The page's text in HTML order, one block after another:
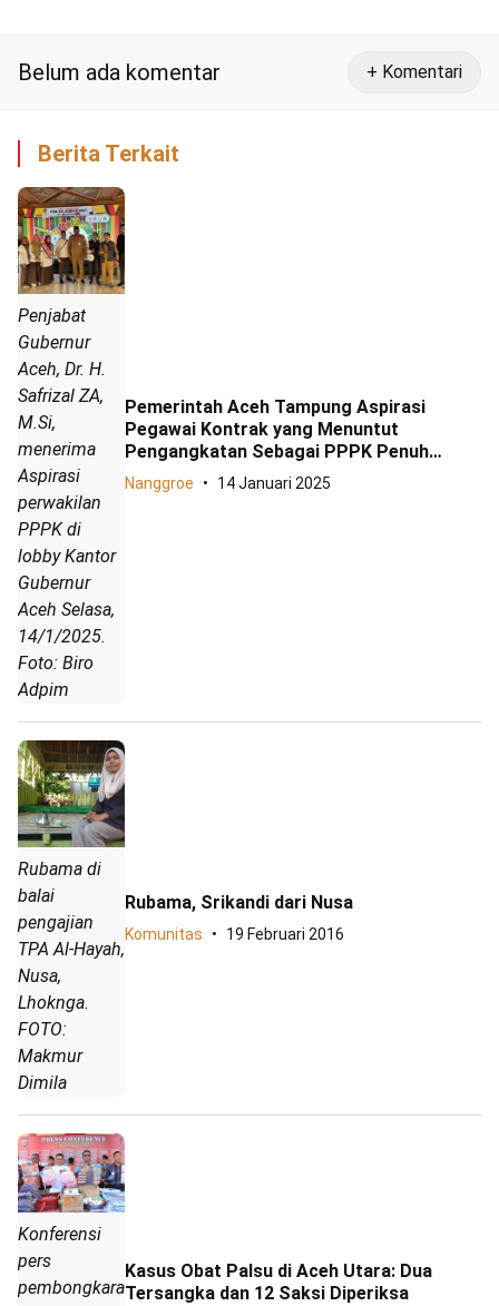
Belum ada komentar + Komentari
Berita Terkait
Penjabat
Gubernur
Aceh, Dr. H.
Safrizal ZA,
M.Si,
menerima
Aspirasi
perwakilan
PPPK di
lobby Kantor
Gubernur
Aceh Selasa,
14/1/2025.
Foto: Biro
Adpim
Pemerintah Aceh Tampung Aspirasi
Pegawai Kontrak yang Menuntut
Pengangkatan Sebagai PPPK Penuh
Waktu
Nanggroe 14 Januari 2025
Rubama di
balai
pengajian
TPA Al-Hayah,
Nusa,
Lhoknga.
FOTO:
Makmur
Dimila
Rubama, Srikandi dari Nusa
Komunitas 19 Februari 2016
Konferensi
pers
pembongkaran
Kasus Obat Palsu di Aceh Utara: Dua
Tersangka dan 12 Saksi Diperiksa